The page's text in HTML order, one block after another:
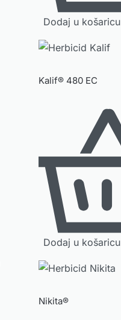
Dodaj u košaricu
Kalif® 480 EC
Dodaj u košaricu
Nikita®